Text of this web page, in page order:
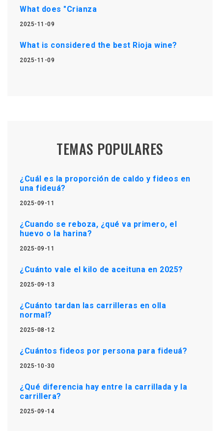
What does "Crianza
2025-11-09
What is considered the best Rioja wine?
2025-11-09
TEMAS POPULARES
¿Cuál es la proporción de caldo y fideos en
una fideuá?
2025-09-11
¿Cuando se reboza, ¿qué va primero, el
huevo o la harina?
2025-09-11
¿Cuánto vale el kilo de aceituna en 2025?
2025-09-13
¿Cuánto tardan las carrilleras en olla
normal?
2025-08-12
¿Cuántos fideos por persona para fideuá?
2025-10-30
¿Qué diferencia hay entre la carrillada y la
carrillera?
2025-09-14